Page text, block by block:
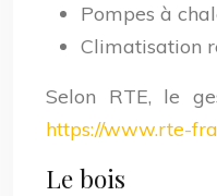
Pompes à
Climatisation
Selon RTE, le
https://www.rte-
Le bois